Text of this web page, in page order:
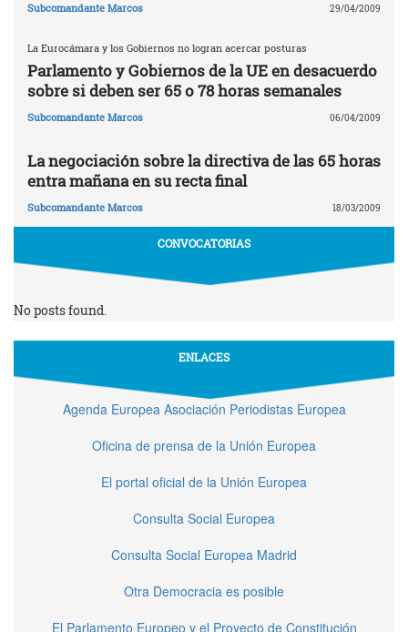
Subcomandante Marcos 29/04/2009
La Eurocámara y los Gobiernos no logran acercar posturas
Parlamento y Gobiernos de la UE en desacuerdo
sobre si deben ser 65 o 78 horas semanales
Subcomandante Marcos 06/04/2009
La negociación sobre la directiva de las 65 horas
entra mañana en su recta final
Subcomandante Marcos 18/03/2009
CONVOCATORIAS
No posts found.
ENLACES
Agenda Europea Asociación Periodistas Europea
Oficina de prensa de la Unión Europea
El portal oficial de la Unión Europea
Consulta Social Europea
Consulta Social Europea Madrid
Otra Democracia es posible
El Parlamento Europeo y el Proyecto de Constitución